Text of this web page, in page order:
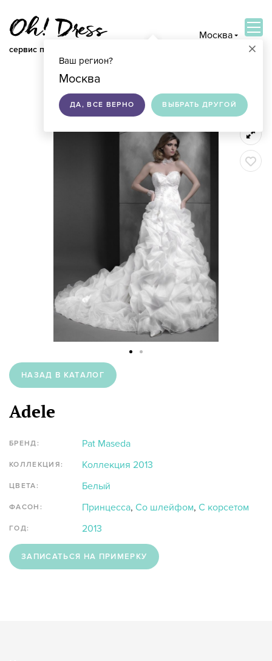
сервис по подбору свадебных платьев
Москва
×
Ваш регион?
Москва
ДА, ВСЕ ВЕРНО ВЫБРАТЬ ДРУГОЙ
НАЗАД В КАТАЛОГ
Adele
БРЕНД: Pat Maseda
КОЛЛЕКЦИЯ: Коллекция 2013
ЦВЕТА: Белый
ФАСОН: Принцесса, Со шлейфом, С корсетом
ГОД: 2013
ЗАПИСАТЬСЯ НА ПРИМЕРКУ